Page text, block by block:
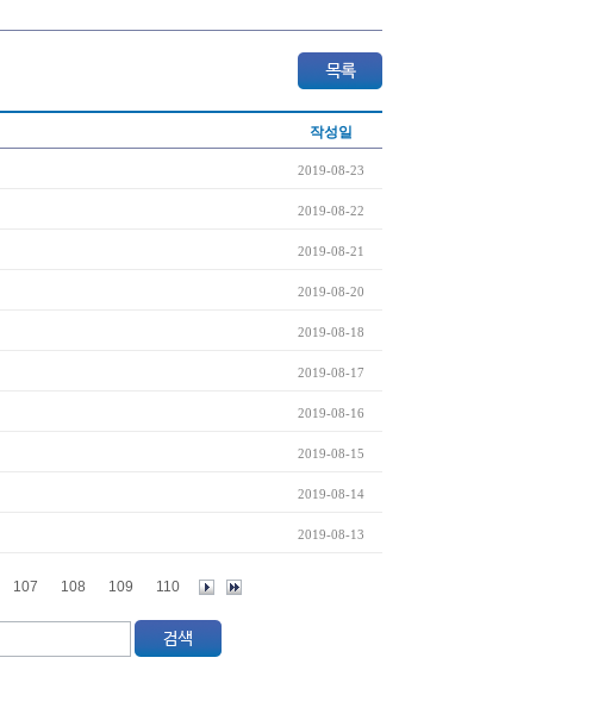
작성일
2019-08-23
2019-08-22
2019-08-21
2019-08-20
2019-08-18
2019-08-17
2019-08-16
2019-08-15
2019-08-14
2019-08-13
107 108 109 110